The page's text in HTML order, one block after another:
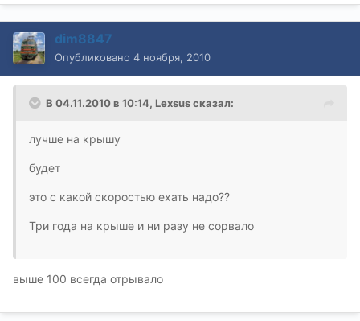
dim8847
Опубликовано 4 ноября, 2010
В 04.11.2010 в 10:14, Lexsus сказал:
лучше на крышу
будет
это с какой скоростью ехать надо??
Три года на крыше и ни разу не сорвало
выше 100 всегда отрывало